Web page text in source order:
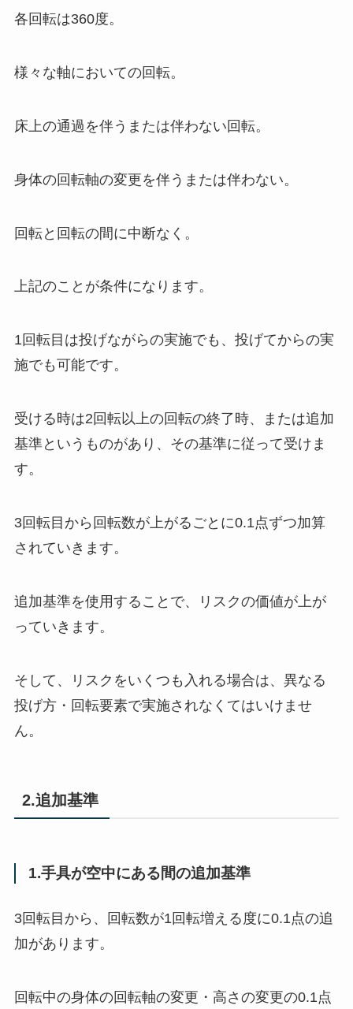
各回転は360度。
様々な軸においての回転。
床上の通過を伴うまたは伴わない回転。
身体の回転軸の変更を伴うまたは伴わない。
回転と回転の間に中断なく。
上記のことが条件になります。
1回転目は投げながらの実施でも、投げてからの実
施でも可能です。
受ける時は2回転以上の回転の終了時、または追加
基準というものがあり、その基準に従って受けま
す。
3回転目から回転数が上がるごとに0.1点ずつ加算
されていきます。
追加基準を使用することで、リスクの価値が上が
っていきます。
そして、リスクをいくつも入れる場合は、異なる
投げ方・回転要素で実施されなくてはいけませ
ん。
2.追加基準
1.手具が空中にある間の追加基準
3回転目から、回転数が1回転増える度に0.1点の追
加があります。
回転中の身体の回転軸の変更・高さの変更の0.1点